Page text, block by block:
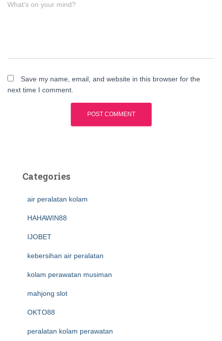
What's on your mind?
Save my name, email, and website in this browser for the
next time I comment.
Categories
air peralatan kolam
HAHAWIN88
IJOBET
kebersihan air peralatan
kolam perawatan musiman
mahjong slot
OKTO88
peralatan kolam perawatan